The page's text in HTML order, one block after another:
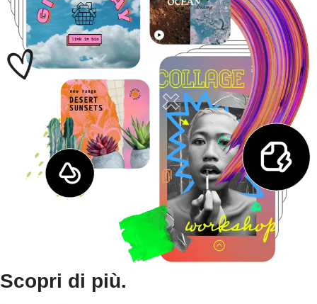
Scopri di più.